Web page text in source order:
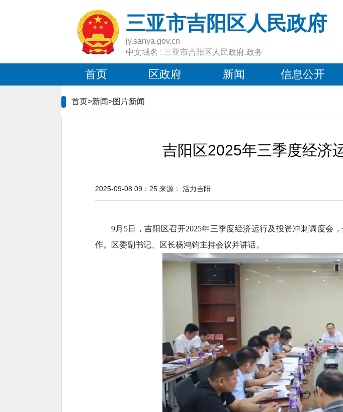
三亚市吉阳区人民政府
jy.sanya.gov.cn
中文域名 : 三亚市吉阳区人民政府.政务
首页 区政府 新闻 信息公开
首页>新闻>图片新闻
吉阳区2025年三季度经济
2025-09-08 09：25 来源： 活力吉阳
9月5日，吉阳区召开2025年三季度经济运行及投资冲刺调度会
作。区委副书记、区长杨鸿钧主持会议并讲话。